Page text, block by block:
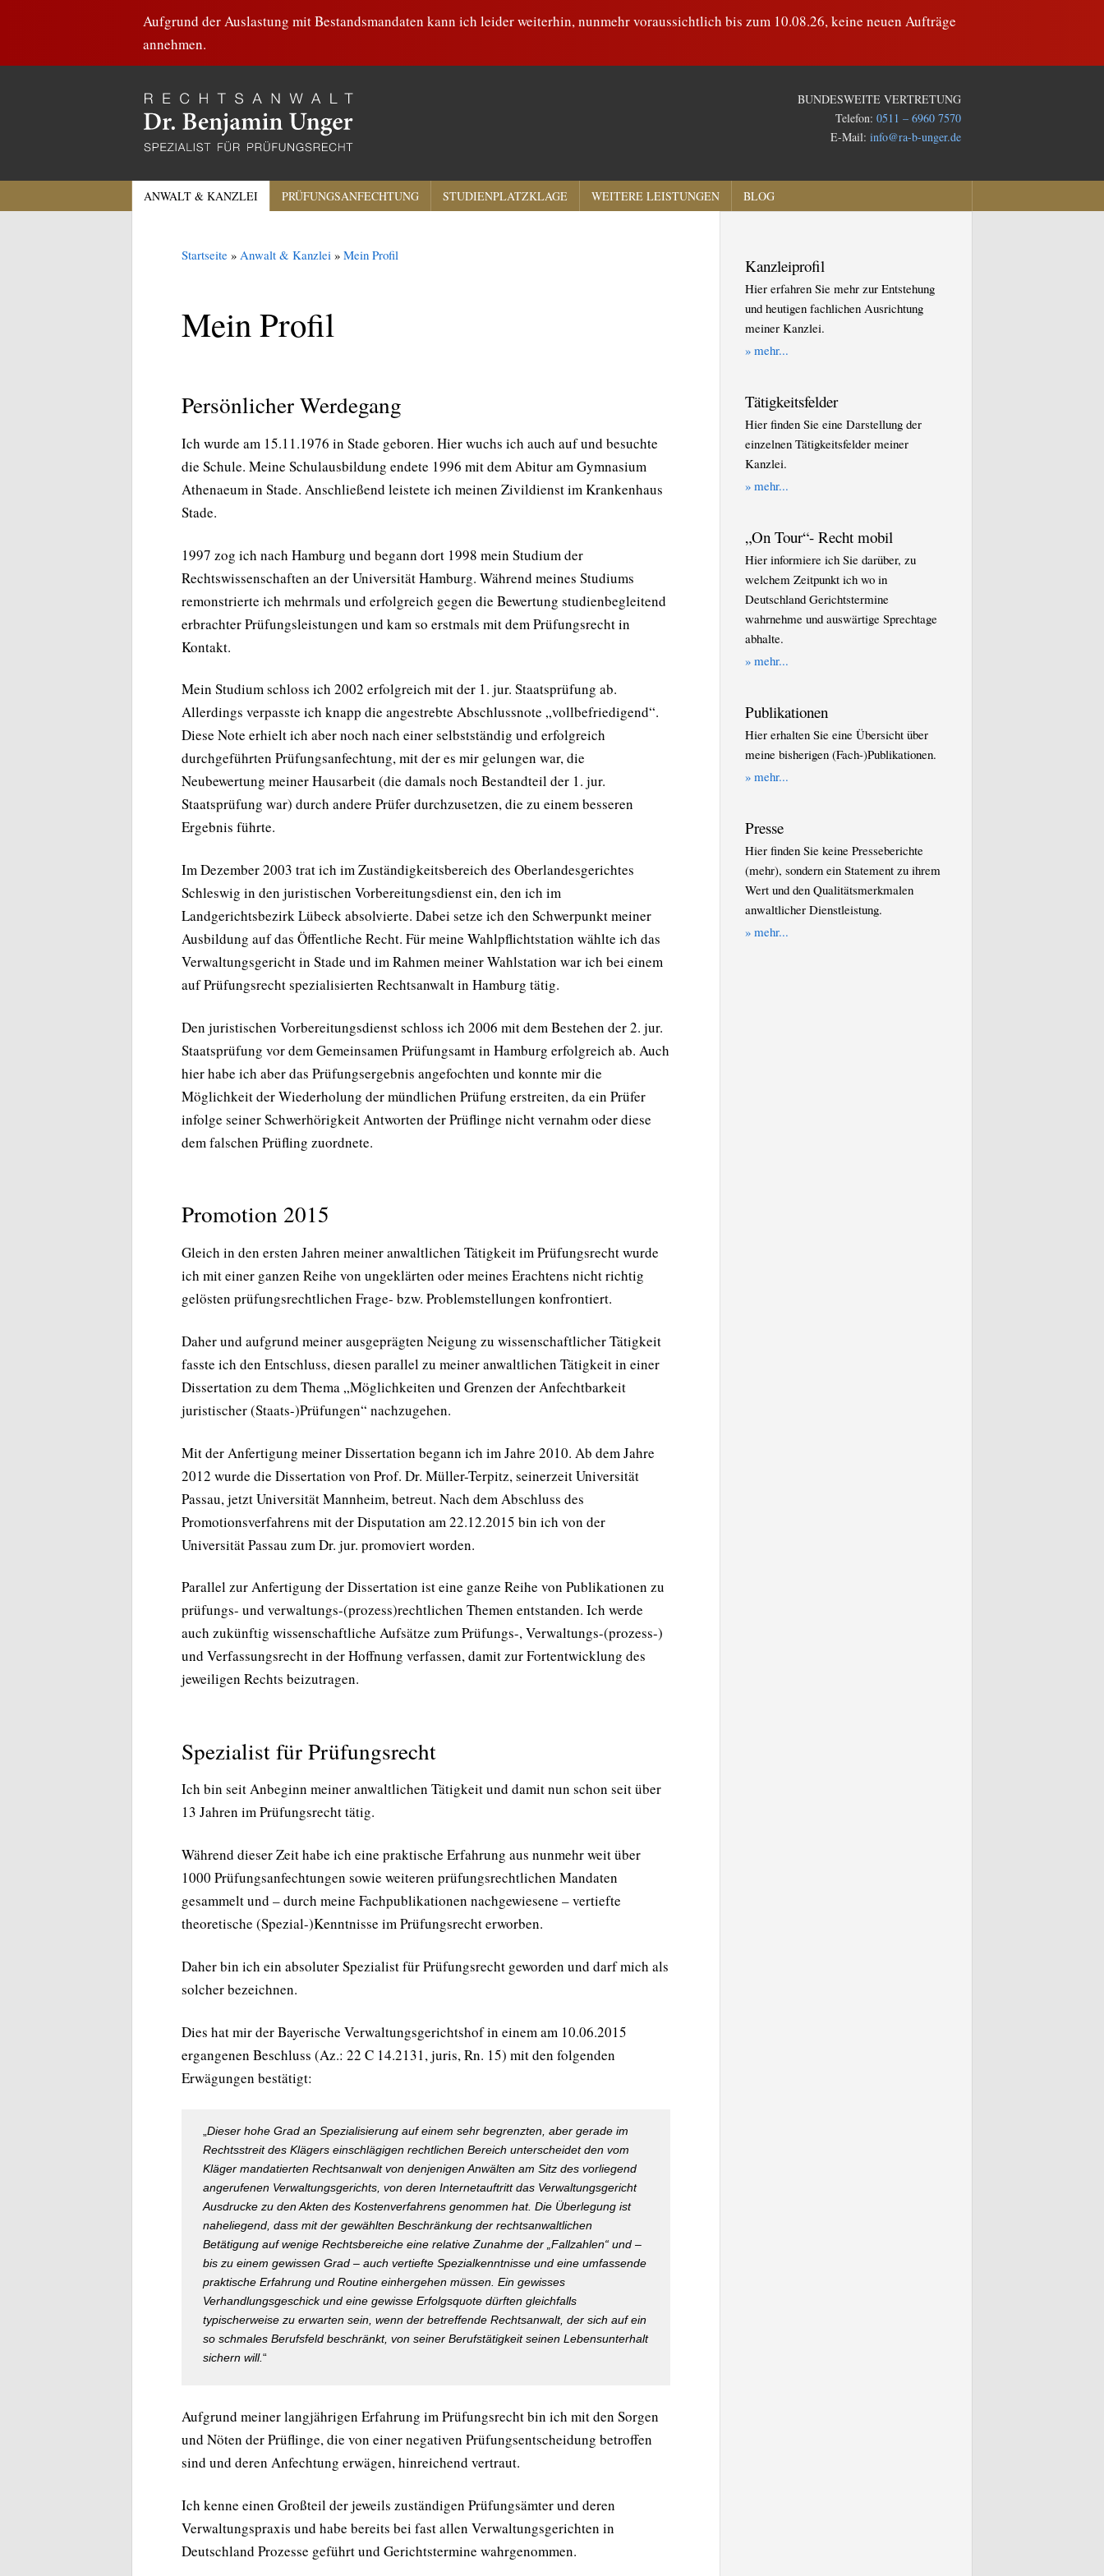
Aufgrund der Auslastung mit Bestandsmandaten kann ich leider weiterhin, nunmehr voraussichtlich bis zum 10.08.26, keine neuen Aufträge
annehmen.
BUNDESWEITE VERTRETUNG
Telefon:0511 – 6960 7570
E-Mail:info@ra-b-unger.de
ANWALT & KANZLEI PRÜFUNGSANFECHTUNG STUDIENPLATZKLAGE WEITERE LEISTUNGEN BLOG
Startseite » Anwalt & Kanzlei »Mein Profil
Mein Profil
Persönlicher Werdegang
Ich wurde am 15.11.1976 in Stade geboren. Hier wuchs ich auch auf und besuchte
die Schule. Meine Schulausbildung endete 1996 mit dem Abitur am Gymnasium
Athenaeum in Stade. Anschließend leistete ich meinen Zivildienst im Krankenhaus
Stade.
1997 zog ich nach Hamburg und begann dort 1998 mein Studium der
Rechtswissenschaften an der Universität Hamburg. Während meines Studiums
remonstrierte ich mehrmals und erfolgreich gegen die Bewertung studienbegleitend
erbrachter Prüfungsleistungen und kam so erstmals mit dem Prüfungsrecht in
Kontakt.
Mein Studium schloss ich 2002 erfolgreich mit der 1. jur. Staatsprüfung ab.
Allerdings verpasste ich knapp die angestrebte Abschlussnote „vollbefriedigend“.
Diese Note erhielt ich aber noch nach einer selbstständig und erfolgreich
durchgeführten Prüfungsanfechtung, mit der es mir gelungen war, die
Neubewertung meiner Hausarbeit (die damals noch Bestandteil der 1. jur.
Staatsprüfung war) durch andere Prüfer durchzusetzen, die zu einem besseren
Ergebnis führte.
Im Dezember 2003 trat ich im Zuständigkeitsbereich des Oberlandesgerichtes
Schleswig in den juristischen Vorbereitungsdienst ein, den ich im
Landgerichtsbezirk Lübeck absolvierte. Dabei setze ich den Schwerpunkt meiner
Ausbildung auf das Öffentliche Recht. Für meine Wahlpflichtstation wählte ich das
Verwaltungsgericht in Stade und im Rahmen meiner Wahlstation war ich bei einem
auf Prüfungsrecht spezialisierten Rechtsanwalt in Hamburg tätig.
Den juristischen Vorbereitungsdienst schloss ich 2006 mit dem Bestehen der 2. jur.
Staatsprüfung vor dem Gemeinsamen Prüfungsamt in Hamburg erfolgreich ab. Auch
hier habe ich aber das Prüfungsergebnis angefochten und konnte mir die
Möglichkeit der Wiederholung der mündlichen Prüfung erstreiten, da ein Prüfer
infolge seiner Schwerhörigkeit Antworten der Prüflinge nicht vernahm oder diese
dem falschen Prüfling zuordnete.
Promotion 2015
Gleich in den ersten Jahren meiner anwaltlichen Tätigkeit im Prüfungsrecht wurde
ich mit einer ganzen Reihe von ungeklärten oder meines Erachtens nicht richtig
gelösten prüfungsrechtlichen Frage- bzw. Problemstellungen konfrontiert.
Daher und aufgrund meiner ausgeprägten Neigung zu wissenschaftlicher Tätigkeit
fasste ich den Entschluss, diesen parallel zu meiner anwaltlichen Tätigkeit in einer
Dissertation zu dem Thema „Möglichkeiten und Grenzen der Anfechtbarkeit
juristischer (Staats-)Prüfungen“ nachzugehen.
Mit der Anfertigung meiner Dissertation begann ich im Jahre 2010. Ab dem Jahre
2012 wurde die Dissertation von Prof. Dr. Müller-Terpitz, seinerzeit Universität
Passau, jetzt Universität Mannheim, betreut. Nach dem Abschluss des
Promotionsverfahrens mit der Disputation am 22.12.2015 bin ich von der
Universität Passau zum Dr. jur. promoviert worden.
Parallel zur Anfertigung der Dissertation ist eine ganze Reihe von Publikationen zu
prüfungs- und verwaltungs-(prozess)rechtlichen Themen entstanden. Ich werde
auch zukünftig wissenschaftliche Aufsätze zum Prüfungs-, Verwaltungs-(prozess-)
und Verfassungsrecht in der Hoffnung verfassen, damit zur Fortentwicklung des
jeweiligen Rechts beizutragen.
Spezialist für Prüfungsrecht
Ich bin seit Anbeginn meiner anwaltlichen Tätigkeit und damit nun schon seit über
13 Jahren im Prüfungsrecht tätig.
Während dieser Zeit habe ich eine praktische Erfahrung aus nunmehr weit über
1000 Prüfungsanfechtungen sowie weiteren prüfungsrechtlichen Mandaten
gesammelt und – durch meine Fachpublikationen nachgewiesene – vertiefte
theoretische (Spezial-)Kenntnisse im Prüfungsrecht erworben.
Daher bin ich ein absoluter Spezialist für Prüfungsrecht geworden und darf mich als
solcher bezeichnen.
Dies hat mir der Bayerische Verwaltungsgerichtshof in einem am 10.06.2015
ergangenen Beschluss (Az.: 22 C 14.2131, juris, Rn. 15) mit den folgenden
Erwägungen bestätigt:
„Dieser hohe Grad an Spezialisierung auf einem sehr begrenzten, aber gerade im
Rechtsstreit des Klägers einschlägigen rechtlichen Bereich unterscheidet den vom
Kläger mandatierten Rechtsanwalt von denjenigen Anwälten am Sitz des vorliegend
angerufenen Verwaltungsgerichts, von deren Internetauftritt das Verwaltungsgericht
Ausdrucke zu den Akten des Kostenverfahrens genommen hat. Die Überlegung ist
naheliegend, dass mit der gewählten Beschränkung der rechtsanwaltlichen
Betätigung auf wenige Rechtsbereiche eine relative Zunahme der „Fallzahlen“ und –
bis zu einem gewissen Grad – auch vertiefte Spezialkenntnisse und eine umfassende
praktische Erfahrung und Routine einhergehen müssen. Ein gewisses
Verhandlungsgeschick und eine gewisse Erfolgsquote dürften gleichfalls
typischerweise zu erwarten sein, wenn der betreffende Rechtsanwalt, der sich auf ein
so schmales Berufsfeld beschränkt, von seiner Berufstätigkeit seinen Lebensunterhalt
sichern will.“
Aufgrund meiner langjährigen Erfahrung im Prüfungsrecht bin ich mit den Sorgen
und Nöten der Prüflinge, die von einer negativen Prüfungsentscheidung betroffen
sind und deren Anfechtung erwägen, hinreichend vertraut.
Ich kenne einen Großteil der jeweils zuständigen Prüfungsämter und deren
Verwaltungspraxis und habe bereits bei fast allen Verwaltungsgerichten in
Deutschland Prozesse geführt und Gerichtstermine wahrgenommen.
Kanzleiprofil
Hier erfahren Sie mehr zur Entstehung
und heutigen fachlichen Ausrichtung
meiner Kanzlei.
» mehr...
Tätigkeitsfelder
Hier finden Sie eine Darstellung der
einzelnen Tätigkeitsfelder meiner
Kanzlei.
» mehr...
„On Tour“- Recht mobil
Hier informiere ich Sie darüber, zu
welchem Zeitpunkt ich wo in
Deutschland Gerichtstermine
wahrnehme und auswärtige Sprechtage
abhalte.
» mehr...
Publikationen
Hier erhalten Sie eine Übersicht über
meine bisherigen (Fach-)Publikationen.
» mehr...
Presse
Hier finden Sie keine Presseberichte
(mehr), sondern ein Statement zu ihrem
Wert und den Qualitätsmerkmalen
anwaltlicher Dienstleistung.
» mehr...